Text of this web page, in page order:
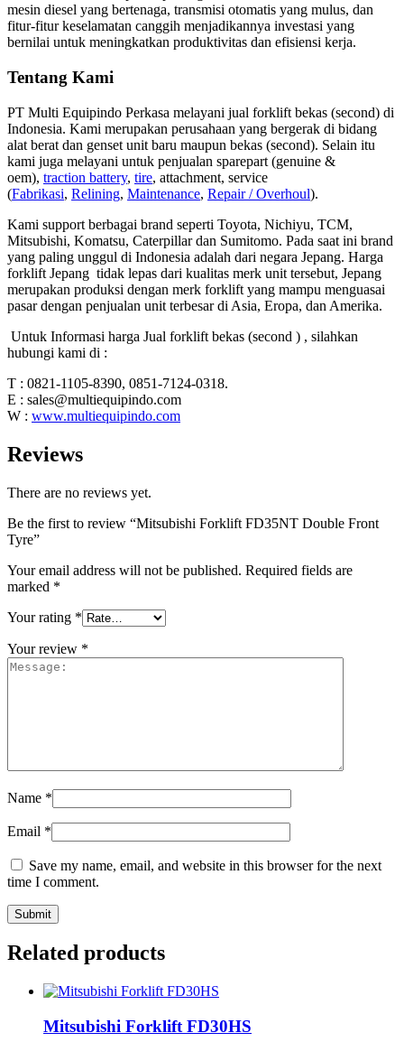
mesin diesel yang bertenaga, transmisi otomatis yang mulus, dan
fitur-fitur keselamatan canggih menjadikannya investasi yang
bernilai untuk meningkatkan produktivitas dan efisiensi kerja.
Tentang Kami
PT Multi Equipindo Perkasa melayani jual forklift bekas (second) di
Indonesia. Kami merupakan perusahaan yang bergerak di bidang
alat berat dan genset unit baru maupun bekas (second). Selain itu
kami juga melayani untuk penjualan sparepart (genuine &
oem), traction battery, tire, attachment, service
(Fabrikasi, Relining, Maintenance, Repair / Overhoul).
Kami support berbagai brand seperti Toyota, Nichiyu, TCM,
Mitsubishi, Komatsu, Caterpillar dan Sumitomo. Pada saat ini brand
yang paling unggul di Indonesia adalah dari negara Jepang. Harga
forklift Jepang tidak lepas dari kualitas merk unit tersebut, Jepang
merupakan produksi dengan merk forklift yang mampu menguasai
pasar dengan penjualan unit terbesar di Asia, Eropa, dan Amerika.
Untuk Informasi harga Jual forklift bekas (second ) , silahkan
hubungi kami di :
T : 0821-1105-8390, 0851-7124-0318.
E : sales@multiequipindo.com
W : www.multiequipindo.com
Reviews
There are no reviews yet.
Be the first to review “Mitsubishi Forklift FD35NT Double Front
Tyre”
Your email address will not be published. Required fields are
marked *
Your rating *
Your review *
Name *
Email *
Save my name, email, and website in this browser for the next
time I comment.
Related products
Mitsubishi Forklift FD30HS